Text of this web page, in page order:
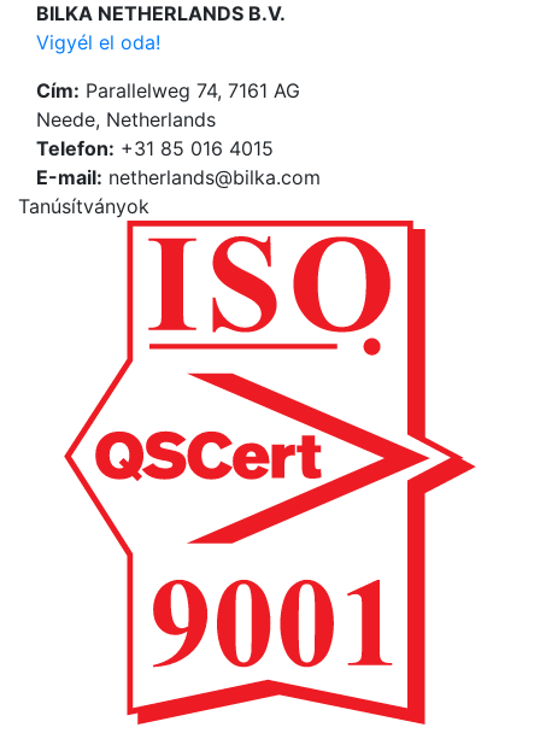
BILKA NETHERLANDS B.V.
Vigyél el oda!
Cím: Parallelweg 74, 7161 AG
Neede, Netherlands
Telefon: +31 85 016 4015
Е-mail: netherlands@bilka.com
Tanúsítványok